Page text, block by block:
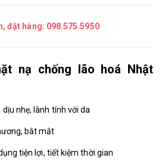
đặt hàng: 098.575.5950
nạ chống lão hoá Nhật
nhẹ, lành tính với da
bắt mắt
tiện lợi, tiết kiệm thời gian